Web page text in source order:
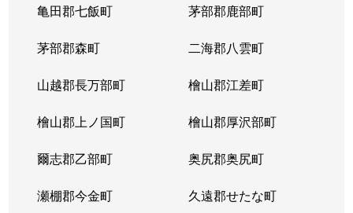
亀田郡七飯町 茅部郡鹿部町
茅部郡森町 二海郡八雲町
山越郡長万部町 檜山郡江差町
檜山郡上ノ国町 檜山郡厚沢部町
爾志郡乙部町 奥尻郡奥尻町
瀬棚郡今金町 久遠郡せたな町